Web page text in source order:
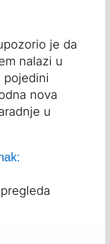
je da
nalazi u
pojedini
nova
u